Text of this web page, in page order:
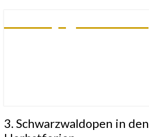
3.
Schwarzwaldopen
3. Schwarzwaldopen in den